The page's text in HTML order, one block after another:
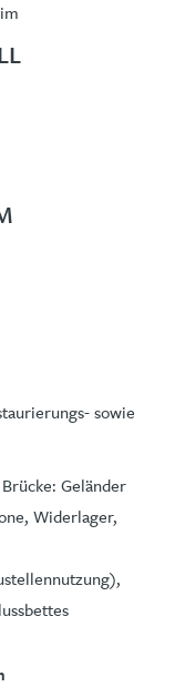
sowie
Geländer
Widerlager,